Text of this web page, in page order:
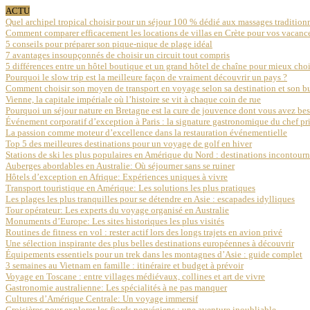
ACTU
Quel archipel tropical choisir pour un séjour 100 % dédié aux massages
Comment comparer efficacement les locations de villas en Crète pour vos
5 conseils pour préparer son pique-nique de plage idéal
7 avantages insoupçonnés de choisir un circuit tout compris
5 différences entre un hôtel boutique et un grand hôtel de chaîne pour mieux
Pourquoi le slow trip est la meilleure façon de vraiment découvrir un pays ?
Comment choisir son moyen de transport en voyage selon sa destination et son
Vienne, la capitale impériale où l’histoire se vit à chaque coin de rue
Pourquoi un séjour nature en Bretagne est la cure de jouvence dont vous avez
Événement corporatif d’exception à Paris : la signature gastronomique du chef
La passion comme moteur d’excellence dans la restauration événementielle
Top 5 des meilleures destinations pour un voyage de golf en hiver
Stations de ski les plus populaires en Amérique du Nord : destinations
Auberges abordables en Australie: Où séjourner sans se ruiner
Hôtels d’exception en Afrique: Expériences uniques à vivre
Transport touristique en Amérique: Les solutions les plus pratiques
Les plages les plus tranquilles pour se détendre en Asie : escapades idylliques
Tour opérateur: Les experts du voyage organisé en Australie
Monuments d’Europe: Les sites historiques les plus visités
Routines de fitness en vol : rester actif lors des longs trajets en avion privé
Une sélection inspirante des plus belles destinations européennes à découvrir
Équipements essentiels pour un trek dans les montagnes d’Asie : guide complet
3 semaines au Vietnam en famille : itinéraire et budget à prévoir
Voyage en Toscane : entre villages médiévaux, collines et art de vivre
Gastronomie australienne: Les spécialités à ne pas manquer
Cultures d’Amérique Centrale: Un voyage immersif